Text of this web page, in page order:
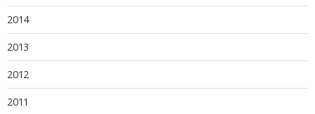
2014
2013
2012
2011